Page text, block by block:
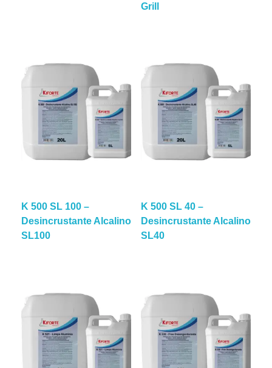
Grill
K 500 SL 100 –
Desincrustante Alcalino
SL100
K 500 SL 40 –
Desincrustante Alcalino
SL40